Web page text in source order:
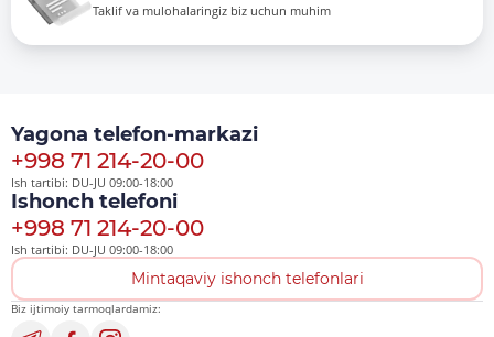
Taklif va mulohalaringiz biz uchun muhim
Yagona telefon-markazi
+998 71 214-20-00
Ish tartibi: DU-JU 09:00-18:00
Ishonch telefoni
+998 71 214-20-00
Ish tartibi: DU-JU 09:00-18:00
Mintaqaviy ishonch telefonlari
Biz ijtimoiy tarmoqlardamiz: